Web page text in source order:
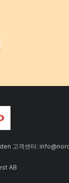
고객센터:
AB